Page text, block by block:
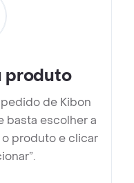
produto
de Kibon
basta escolher a
produto e clicar